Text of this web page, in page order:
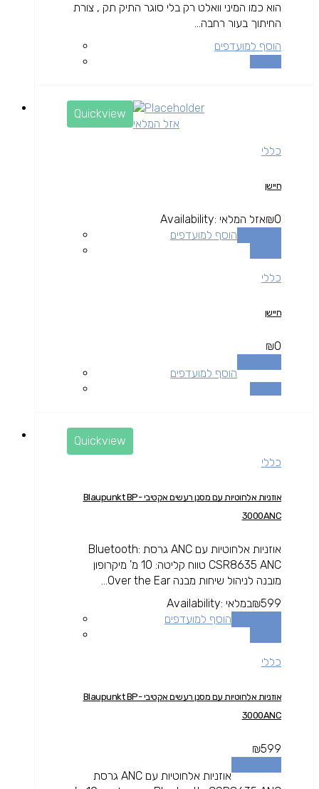
הוא כמו המיני וואלט רק בלי סוגר התיק תק , צורת
החיתוך בעור רחבה...
הוסף למועדפים
Quickview
אזל המלאי
כללי
חיישן
₪0
Availability: אזל המלאי
הוסף למועדפים
כללי
חיישן
₪0
הוסף למועדפים
Quickview
כללי
אוזניות אלחוטיות עם מסנן רעשים אקטיבי Blaupunkt BP-
3000ANC
אוזניות אלחוטיות עם ANC גרסת Bluetooth:
CSR8635 ANC טווח קליטה: 10 מ' מיקרופון
מובנה לניהול שיחות מבנה Over the Ear...
₪599
Availability: במלאי
הוסף למועדפים
כללי
אוזניות אלחוטיות עם מסנן רעשים אקטיבי Blaupunkt BP-
3000ANC
₪599
אוזניות אלחוטיות עם ANC גרסת